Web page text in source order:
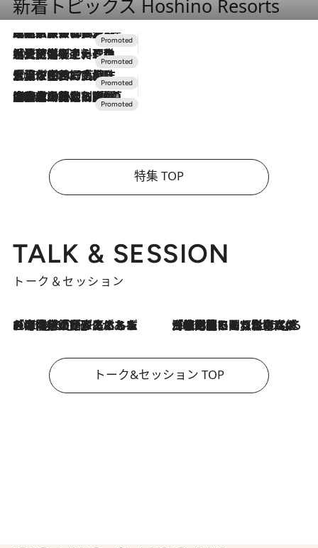
新着トピックス Hoshino Resorts
2026.7.31
【ホテル帰省】という選択肢をOMOが提案。家族とほどよい距離を保つには「昼は実家、夜は気兼ねなくホテルで！」
2026.7.24
【夏限定ディナーコース】旬を迎える稚鮎や花ズッキーニなどをイタリア・トスカーナの郷土料理の手法で満喫！
2026.7.17
「土佐和ハーブかき氷」がOMO7高知に登場！生姜、山椒、大葉など目にも舌にも涼を呼ぶ郷土の味
2026.7.10
NEW OPEN！【界 草津】名湯の地に誕生。趣の異なる2種の温泉と上州ならではの会席・蕎麦割烹など美食を味わう究極の癒やし旅
特集 TOP
TALK & SESSION
トーク＆セッション
2026.8.3
「今後値上げがあるとすれば…」「リスクがあるのは今年の冬」エネルギー専門家が語る、ホルムズ海峡封鎖が家庭にもたらす“ある心配” 2026.8.3
「住宅建てられない…」「サーチャージ料の高値が続いている」ホルムズ海峡封鎖による影響はいつまで続く？《エネルギー専門家に聞く“どうなる日本の暮らし”》
トーク&セッション TOP